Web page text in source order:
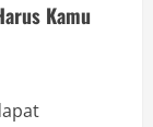
Kamu